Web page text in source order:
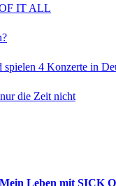
IT ALL
4 Konzerte in
die Zeit nicht
Leben mit SICK